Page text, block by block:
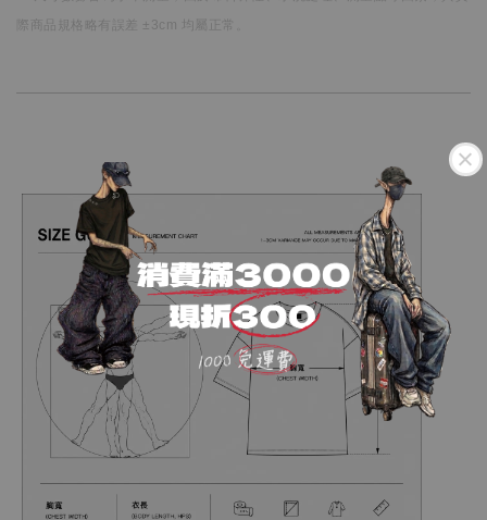
際商品規格略有誤差 ±3cm 均屬正常。